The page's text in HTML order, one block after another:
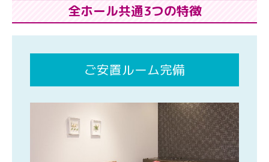
全ホール共通3つの特徴
ご安置ルーム完備